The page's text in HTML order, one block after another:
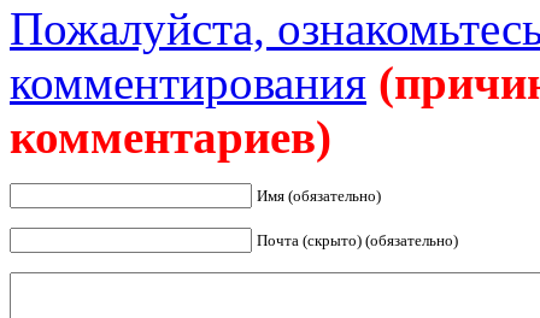
Пожалуйста,
комментирования
комментариев)
Имя (обязательно)
Почта (скрыто) (обязательно)